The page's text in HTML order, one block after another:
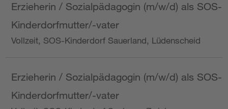
Erzieherin / Sozialpädagogin (m/w/d) als SOS-
Kinderdorfmutter/-vater
Vollzeit, SOS-Kinderdorf Sauerland, Lüdenscheid
Erzieherin / Sozialpädagogin (m/w/d) als SOS-
Kinderdorfmutter/-vater